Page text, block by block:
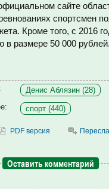
сайте
спортсмен
Кроме того, с 2016
в размере 50 000 рублей.
Денис Аблязин (28)
спорт (440)
PDF версия
Оставить комментарий